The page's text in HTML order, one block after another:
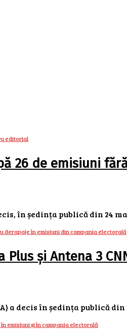
26 de emisiuni
în ședința publică din 24
Plus și Antena 3
a decis în ședința publică